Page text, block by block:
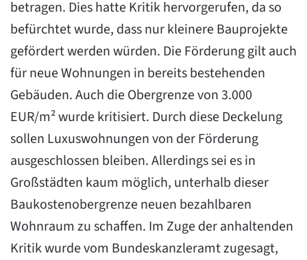
betragen. Dies hatte Kritik hervorgerufen, da so
befürchtet wurde, dass nur kleinere Bauprojekte
gefördert werden würden. Die Förderung gilt auch
für neue Wohnungen in bereits bestehenden
Gebäuden. Auch die Obergrenze von 3.000
EUR/m² wurde kritisiert. Durch diese Deckelung
sollen Luxuswohnungen von der Förderung
ausgeschlossen bleiben. Allerdings sei es in
Großstädten kaum möglich, unterhalb dieser
Baukostenobergrenze neuen bezahlbaren
Wohnraum zu schaffen. Im Zuge der anhaltenden
Kritik wurde vom Bundeskanzleramt zugesagt,